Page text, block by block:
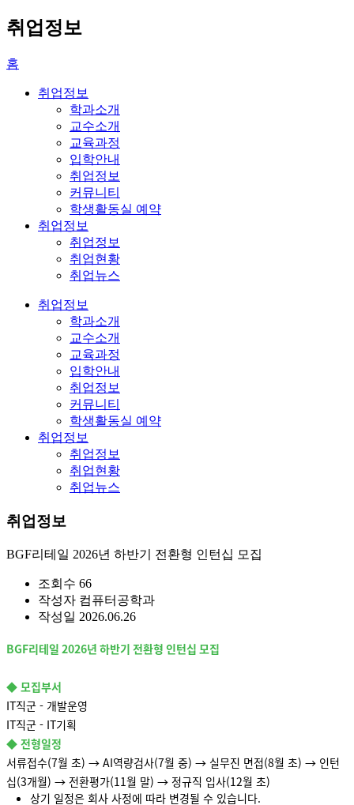
취업정보
홈
취업정보
학과소개
교수소개
교육과정
입학안내
취업정보
커뮤니티
학생활동실 예약
취업정보
취업정보
취업현황
취업뉴스
취업정보
학과소개
교수소개
교육과정
입학안내
취업정보
커뮤니티
학생활동실 예약
취업정보
취업정보
취업현황
취업뉴스
취업정보
BGF리테일 2026년 하반기 전환형 인턴십 모집
조회수 66
작성자 컴퓨터공학과
작성일 2026.06.26
BGF리테일 2026년 하반기 전환형 인턴십 모집
◆ 모집부서
IT직군 - 개발운영
IT직군 - IT기획
◆ 전형일정
서류접수(7월 초) → AI역량검사(7월 중) → 실무진 면접(8월 초) → 인턴
십(3개월) → 전환평가(11월 말) → 정규직 입사(12월 초)
상기 일정은 회사 사정에 따라 변경될 수 있습니다.